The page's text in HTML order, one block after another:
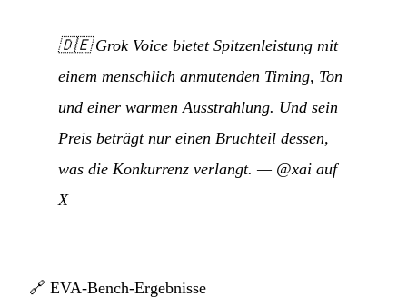
🇩🇪Grok Voice bietet Spitzenleistung mit
einem menschlich anmutenden Timing, Ton
und einer warmen Ausstrahlung. Und sein
Preis beträgt nur einen Bruchteil dessen,
was die Konkurrenz verlangt. — @xai auf
X
🔗 EVA-Bench-Ergebnisse